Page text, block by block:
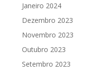
Janeiro 2024
Dezembro 2023
Novembro 2023
Outubro 2023
Setembro 2023